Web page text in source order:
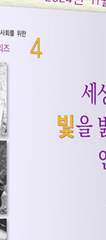
절(1926~1946)